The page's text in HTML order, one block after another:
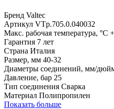
Бренд Valtec
Артикул VTp.705.0.040032
Макс. рабочая температура, °С
Гарантия 7 лет
Страна Италия
Размер, мм 40-32
Диаметры соединений, мм/
Давление, бар 25
Тип соединения Сварка
Материал Полипропилен
Показать больше